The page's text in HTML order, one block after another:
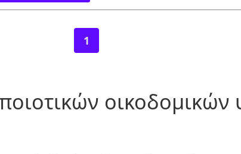
1
οικοδομικών